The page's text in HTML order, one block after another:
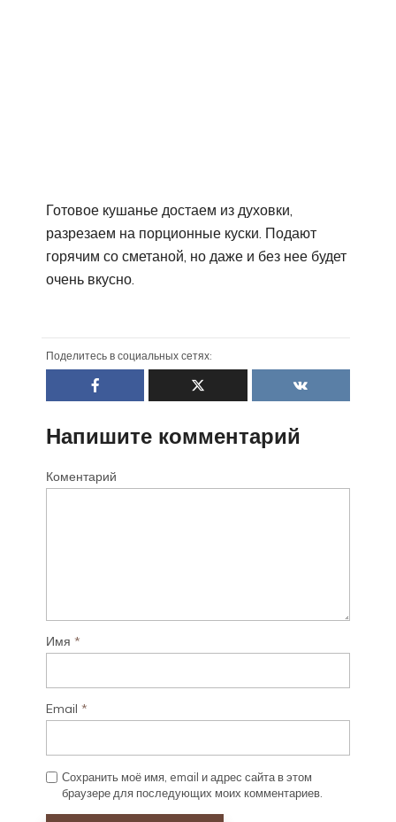
Готовое кушанье достаем из духовки,
разрезаем на порционные куски. Подают
горячим со сметаной, но даже и без нее будет
очень вкусно.
Поделитесь в социальных сетях:
Напишите комментарий
Коментарий
Имя *
Email *
Сохранить моё имя, email и адрес сайта в этом
браузере для последующих моих комментариев.